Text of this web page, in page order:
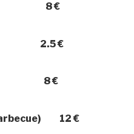
soir 8 €
2.5 €
midi 8 €
12 €